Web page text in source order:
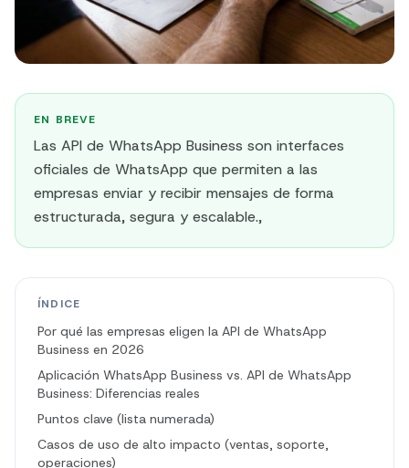
EN BREVE
Las API de WhatsApp Business son interfaces
oficiales de WhatsApp que permiten a las
empresas enviar y recibir mensajes de forma
estructurada, segura y escalable.,
ÍNDICE
Por qué las empresas eligen la API de WhatsApp
Business en 2026
Aplicación WhatsApp Business vs. API de WhatsApp
Business: Diferencias reales
Puntos clave (lista numerada)
Casos de uso de alto impacto (ventas, soporte,
operaciones)